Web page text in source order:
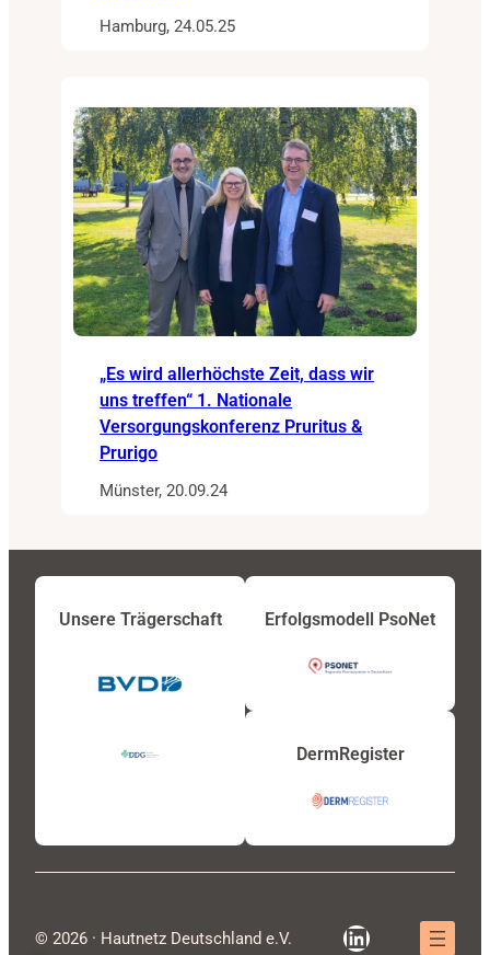
Hamburg, 24.05.25
„Es wird allerhöchste Zeit, dass wir
uns treffen“ 1. Nationale
Versorgungskonferenz Pruritus &
Prurigo
Münster, 20.09.24
Unsere Trägerschaft Erfolgsmodell PsoNet
DermRegister
© 2026 · Hautnetz Deutschland e.V. LinkedIn